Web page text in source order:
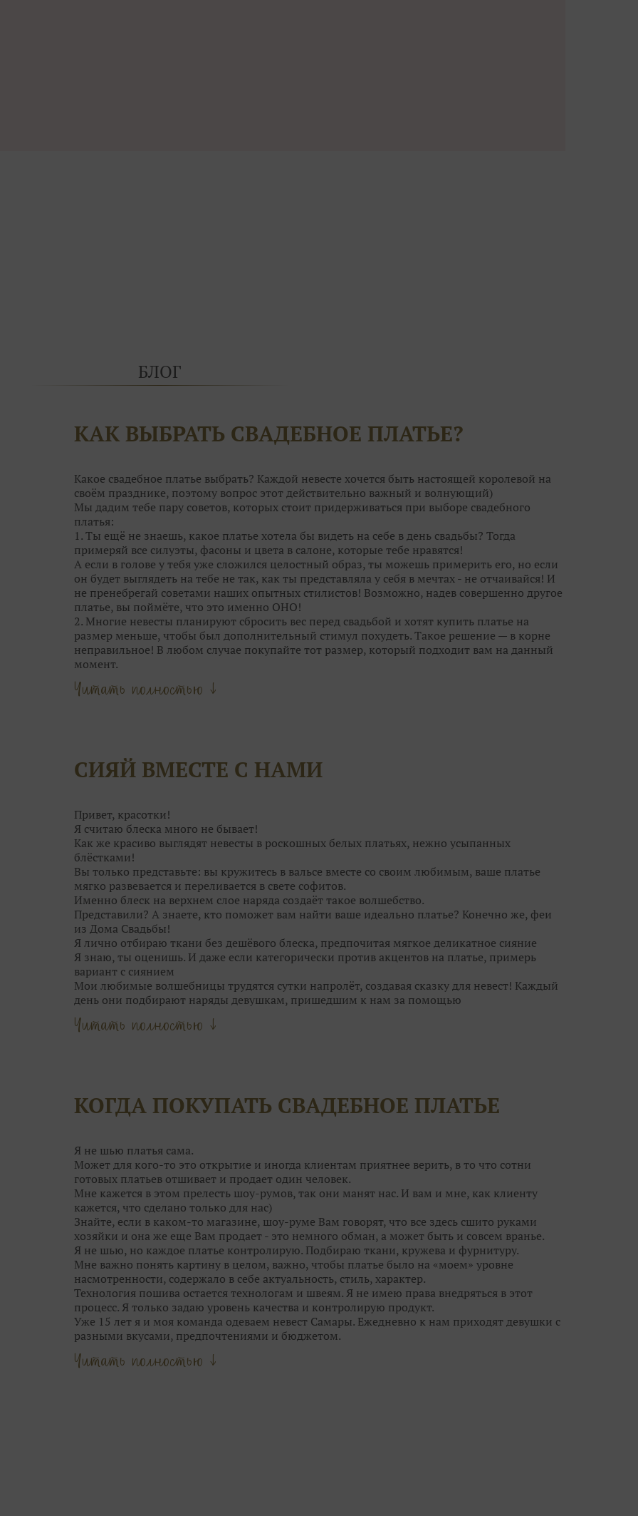
БЛОГ
КАК ВЫБРАТЬ СВАДЕБНОЕ ПЛАТЬЕ?
Какое свадебное платье выбрать? Каждой невесте хочется быть настоящей королевой на
своём празднике, поэтому вопрос этот действительно важный и волнующий)
Мы дадим тебе пару советов, которых стоит придерживаться при выборе свадебного
платья:
1. Ты ещё не знаешь, какое платье хотела бы видеть на себе в день свадьбы? Тогда
примеряй все силуэты, фасоны и цвета в салоне, которые тебе нравятся!
А если в голове у тебя уже сложился целостный образ, ты можешь примерить его, но если
он будет выглядеть на тебе не так, как ты представляла у себя в мечтах - не отчаивайся! И
не пренебрегай советами наших опытных стилистов! Возможно, надев совершенно другое
платье, вы поймёте, что это именно ОНО!
2. Многие невесты планируют сбросить вес перед свадьбой и хотят купить платье на
размер меньше, чтобы был дополнительный стимул похудеть. Такое решение — в корне
неправильное! В любом случае покупайте тот размер, который подходит вам на данный
момент.
Главное — это посадка. Если платье вдруг станет великовато, ушить его куда проще, чем
наоборот. А корсет со шнуровкой и вовсе решит все проблемы небольшого «плюса» или
просто не рассмотреть его среди десятков других, каждое из которых по-своему
уникально.
замечаете.
Читать полностью ↓
СИЯЙ ВМЕСТЕ С НАМИ
Привет, красотки!
Я считаю блеска много не бывает!
Как же красиво выглядят невесты в роскошных белых платьях, нежно усыпанных
блёстками!
Вы только представьте: вы кружитесь в вальсе вместе со своим любимым, ваше платье
мягко развевается и переливается в свете софитов.
Именно блеск на верхнем слое наряда создаёт такое волшебство.⠀
Представили? А знаете, кто поможет вам найти ваше идеально платье? Конечно же, феи
из Дома Свадьбы!
Я лично отбираю ткани без дешёвого блеска, предпочитая мягкое деликатное сияние
Я знаю, ты оценишь. И даже если категорически против акцентов на платье, примерь
вариант с сиянием
Мои любимые волшебницы трудятся сутки напролёт, создавая сказку для невест! Каждый
день они подбирают наряды девушкам, пришедшим к нам за помощью
Они точно знаю, кому идёт мягкий блеск серебра, а для кого идеальна пудровая дымка.
Мои феечки не только находят для вас идеальное платье, но и туфельки, украшения. И
вопросы, сделать сложный выбор и даже сберегут ваши силы!
А чтобы примерка не была скучной, угостят воздушным шампанским и сладкими
Поэтому приходите в Дом Свадьбы за идеальным образом на свадьбу и приводите своих
гостей. Им мы тоже поможем!
Читать полностью ↓
КОГДА ПОКУПАТЬ СВАДЕБНОЕ ПЛАТЬЕ
Я не шью платья сама.
Может для кого-то это открытие и иногда клиентам приятнее верить, в то что сотни
готовых платьев отшивает и продает один человек.
Мне кажется в этом прелесть шоу-румов, так они манят нас. И вам и мне, как клиенту
кажется, что сделано только для нас)
Знайте, если в каком-то магазине, шоу-руме Вам говорят, что все здесь сшито руками
хозяйки и она же еще Вам продает - это немного обман, а может быть и совсем вранье.
Я не шью, но каждое платье контролирую. Подбираю ткани, кружева и фурнитуру.
Мне важно понять картину в целом, важно, чтобы платье было на «моем» уровне
насмотренности, содержало в себе актуальность, стиль, характер.
Технология пошива остается технологам и швеям. Я не имею права внедряться в этот
процесс. Я только задаю уровень качества и контролирую продукт.
Уже 15 лет я и моя команда одеваем невест Самары. Ежедневно к нам приходят девушки с
разными вкусами, предпочтениями и бюджетом.
Опыт и время научили меня видеть грань между потребностью реальных людей и фешн-
стилем свадебных брендов.
Читать полностью ↓